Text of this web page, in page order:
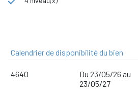
Calendrier de disponibilité du bien
4640
Du 23/05/26 au
23/05/27